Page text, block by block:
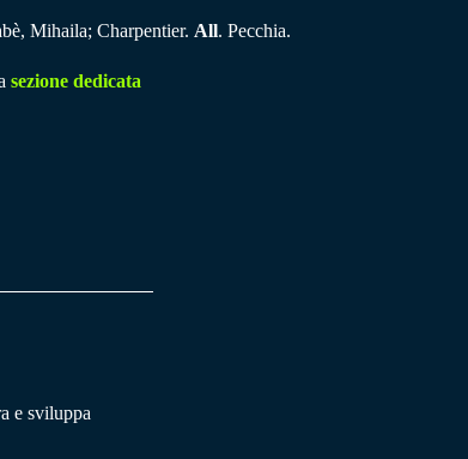
Mihaila; Charpentier. All. Pecchia.
sezione dedicata
e sviluppa